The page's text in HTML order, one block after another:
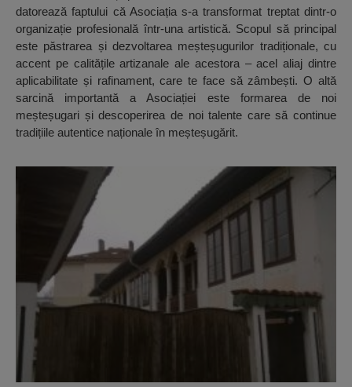
datorează faptului că Asociația s-a transformat treptat dintr-o
organizație profesională într-una artistică. Scopul să principal
este păstrarea și dezvoltarea meșteșugurilor tradiționale, cu
accent pe calitățile artizanale ale acestora – acel aliaj dintre
aplicabilitate și rafinament, care te face să zâmbești. O altă
sarcină importantă a Asociației este formarea de noi
meșteșugari și descoperirea de noi talente care să continue
tradițiile autentice naționale în meșteșugărit.